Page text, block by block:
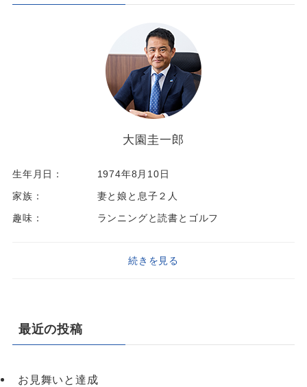
大園圭一郎
生年月日：
1974年8月10日
家族：
妻と娘と息子２人
趣味：
ランニングと読書とゴルフ
続きを見る
最近の投稿
お見舞いと達成